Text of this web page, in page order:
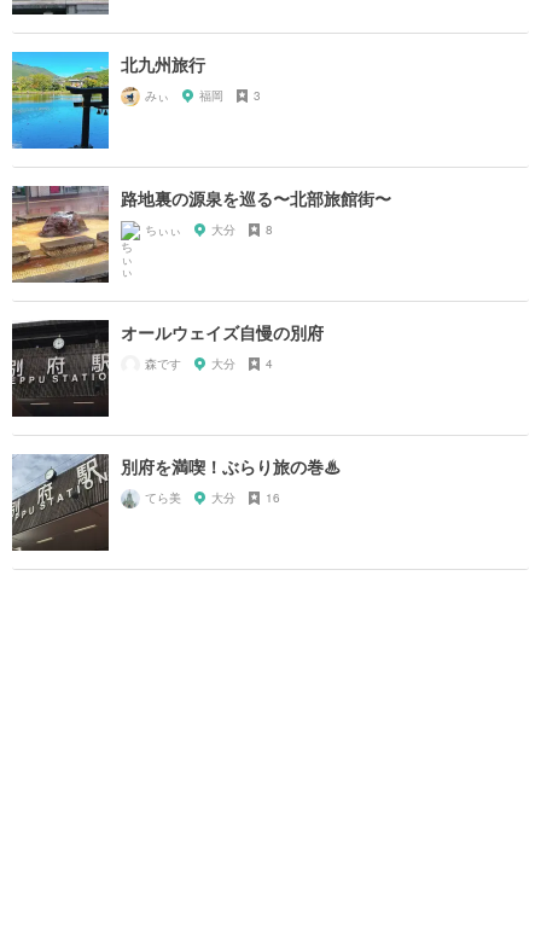
北九州旅行
みぃ 福岡 3
路地裏の源泉を巡る〜北部旅館街〜
ちぃぃ 大分 8
オールウェイズ自慢の別府
森です 大分 4
別府を満喫！ぶらり旅の巻♨︎
てら美 大分 16